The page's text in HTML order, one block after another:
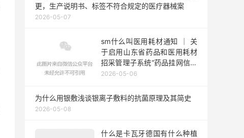
更，生产说明书、标签不符合规定的医疗器械案
2026-05-07
sm什么叫医用耗材通知 ｜ 关
于启用山东省药品和医用耗材
招采管理子系统“药品挂网信息
管理”功能的通知
2026-05-06
为什么用银敷浅谈银离子敷料的抗菌原理及其简史
2026-05-08
什么是卡瓦牙德国有什么种植